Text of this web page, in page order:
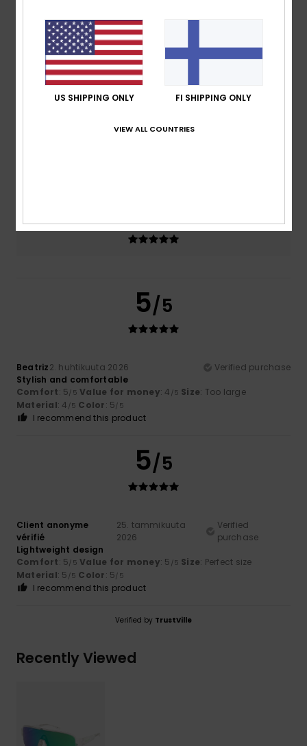
based on2 verified reviews
100% of our customers recommend this product
Comfort
Value for money
5.0
5/5
Beatriz2. huhtikuuta 2026
Verified purchase
Stylish and comfortable
Comfort: 5/5 Value for money: 4 /5 Size: Too large
Material: 4 /5 Color: 5/5
I recommend this product
5/5
Client anonyme
vérifié
25. tammikuuta
2026
Verified
purchase
Lightweight design
Comfort: 5/5 Value for money: 5 /5 Size: Perfect size
Material: 5 /5 Color: 5/5
I recommend this product
Verified by TrustVille
Recently Viewed
US SHIPPING ONLY FI SHIPPING ONLY
VIEW ALL COUNTRIES